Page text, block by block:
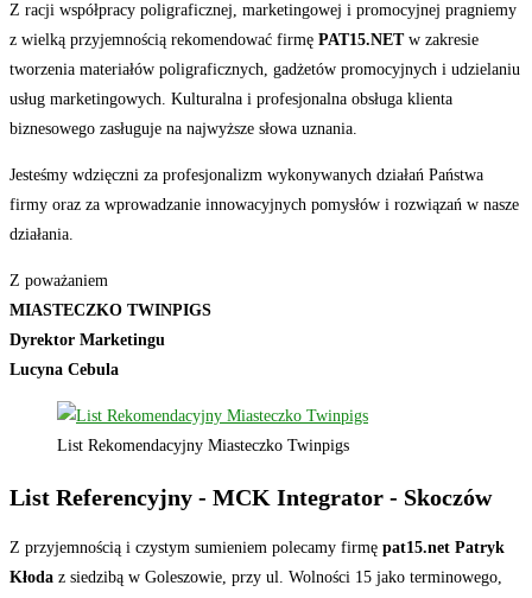
Z racji współpracy poligraficznej, marketingowej i promocyjnej pragniemy
z wielką przyjemnością rekomendować firmę PAT15.NETw zakresie
tworzenia materiałów poligraficznych, gadżetów promocyjnych i udzielaniu
usług marketingowych. Kulturalna i profesjonalna obsługa klienta
biznesowego zasługuje na najwyższe słowa uznania.
Jesteśmy wdzięczni za profesjonalizm wykonywanych działań Państwa
firmy oraz za wprowadzanie innowacyjnych pomysłów i rozwiązań w nasze
działania.
Z poważaniem
MIASTECZKO TWINPIGS
Dyrektor Marketingu
Lucyna Cebula
List Rekomendacyjny Miasteczko Twinpigs
List Referencyjny - MCK Integrator - Skoczów
Z przyjemnością i czystym sumieniem polecamy firmę pat15.net Patryk
Kłoda z siedzibą w Goleszowie, przy ul. Wolności 15 jako terminowego,